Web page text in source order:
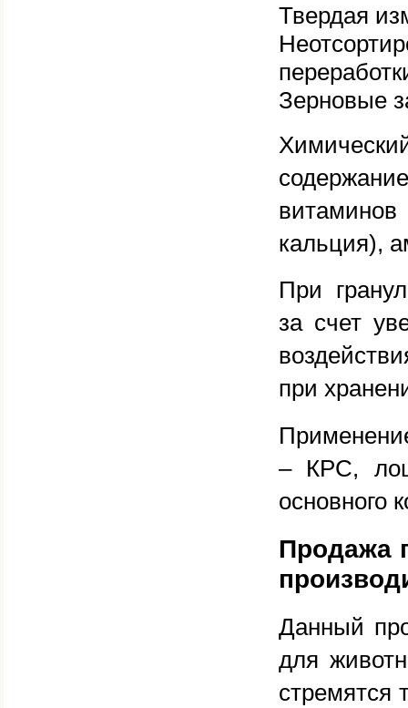
Твердая
Зерновые
кальция),
При
за счет
при
– КРС,
основного
Продажа
Данный
для
стремятся